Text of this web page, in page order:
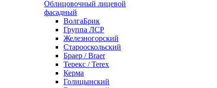
Облицовочный лицевой
фасадный
ВолгаБрик
Группа ЛСР
Железногорский
Старооскольский
Браер / Braer
Терекс / Terex
Керма
Голицынский